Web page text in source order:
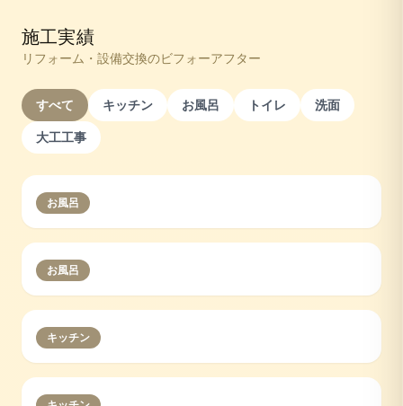
施工実績
リフォーム・設備交換のビフォーアフター
すべて キッチン お風呂 トイレ
洗面
大工工事
お風呂
お風呂
キッチン